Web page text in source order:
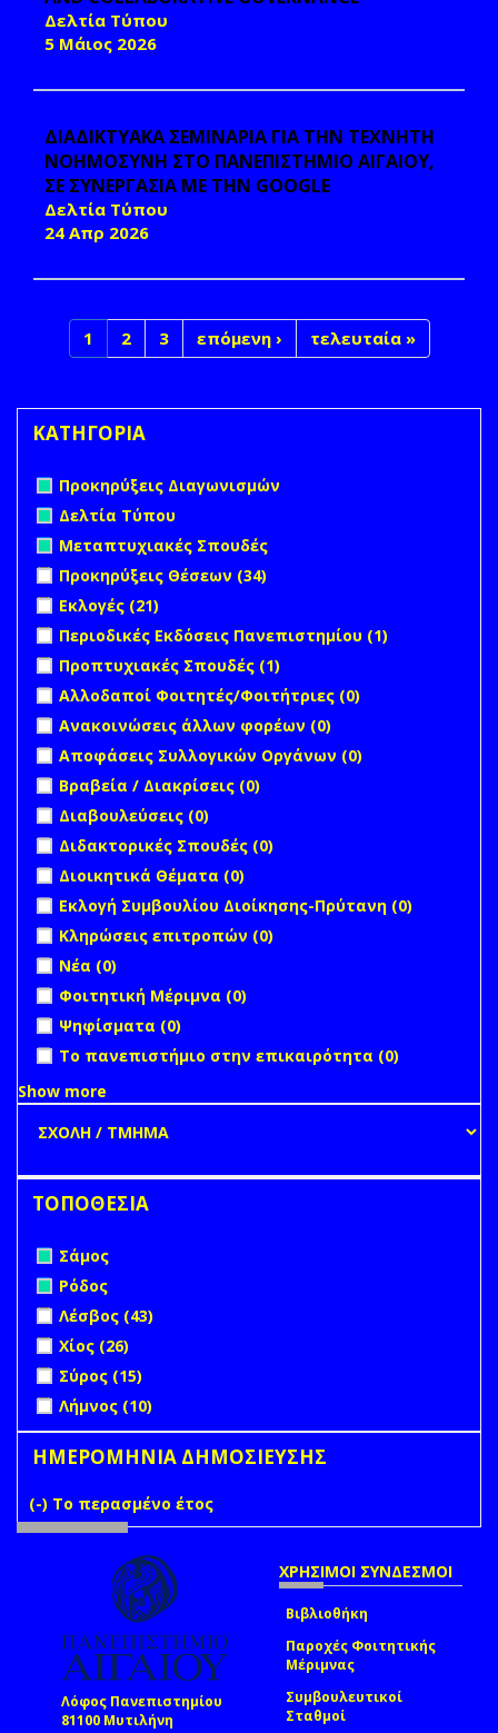
Δελτία Τύπου
5 Μάιος 2026
ΔΙΑΔΙΚΤΥΑΚΑ ΣΕΜΙΝΑΡΙΑ ΓΙΑ ΤΗΝ ΤΕΧΝΗΤΗ
ΝΟΗΜΟΣΥΝΗ ΣΤΟ ΠΑΝΕΠΙΣΤΗΜΙΟ ΑΙΓΑΙΟΥ,
ΣΕ ΣΥΝΕΡΓΑΣΙΑ ΜΕ ΤΗΝ GOOGLE
Δελτία Τύπου
24 Απρ 2026
1 2 3 επόμενη › τελευταία »
ΚΑΤΗΓΟΡΙΑ
Remove Προκηρύξεις Διαγωνισμών filter
Προκηρύξεις Διαγωνισμών
Remove Δελτία Τύπου filter
Δελτία Τύπου
Remove Μεταπτυχιακές Σπουδές filter
Μεταπτυχιακές Σπουδές
Apply Προκηρύξεις Θέσεων filter
Προκηρύξεις Θέσεων (34)
Apply Εκλογές filter
Εκλογές (21)
Apply Περιοδικές Εκδόσεις Πανεπιστημίου filter
Περιοδικές Εκδόσεις Πανεπιστημίου (1)
Apply Προπτυχιακές Σπουδές filter
Προπτυχιακές Σπουδές (1)
undefined
Αλλοδαποί Φοιτητές/Φοιτήτριες (0)
undefined
Ανακοινώσεις άλλων φορέων (0)
undefined
Αποφάσεις Συλλογικών Οργάνων (0)
undefined
Βραβεία / Διακρίσεις (0)
undefined
Διαβουλεύσεις (0)
undefined
Διδακτορικές Σπουδές (0)
undefined
Διοικητικά Θέματα (0)
undefined
Εκλογή Συμβουλίου Διοίκησης-Πρύτανη (0)
undefined
Κληρώσεις επιτροπών (0)
undefined
Νέα (0)
undefined
Φοιτητική Μέριμνα (0)
undefined
Ψηφίσματα (0)
undefined
Το πανεπιστήμιο στην επικαιρότητα (0)
Show more
ΤΟΠΟΘΕΣΙΑ
Remove Σάμος filter
Σάμος
Remove Ρόδος filter
Ρόδος
Apply Λέσβος filter
Λέσβος (43)
Apply Χίος filter
Χίος (26)
Apply Σύρος filter
Σύρος (15)
Apply Λήμνος filter
Λήμνος (10)
ΗΜΕΡΟΜΗΝΙΑ ΔΗΜΟΣΙΕΥΣΗΣ
(-) Remove Το περασμένο έτος filter
Το περασμένο έτος
Λόφος Πανεπιστημίου
81100 Μυτιλήνη
ΧΡΗΣΙΜΟΙ ΣΥΝΔΕΣΜΟΙ
Βιβλιοθήκη
Παροχές Φοιτητικής
Μέριμνας
Συμβουλευτικοί
Σταθμοί